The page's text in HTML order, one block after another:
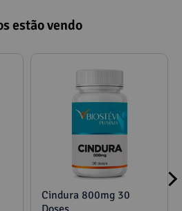
estão vendo
Cindura 800mg 30